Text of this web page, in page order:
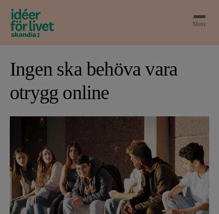
Meny
Ingen ska behöva vara
otrygg online